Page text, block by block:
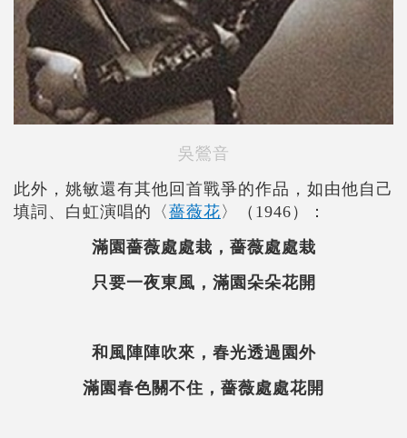
吳鶯音
此外，姚敏還有其他回首戰爭的作品，如由他自己
填詞、白虹演唱的〈薔薇花〉（1946）：
滿園薔薇處處栽，薔薇處處栽
只要一夜東風，滿園朵朵花開
和風陣陣吹來，春光透過園外
滿園春色關不住，薔薇處處花開